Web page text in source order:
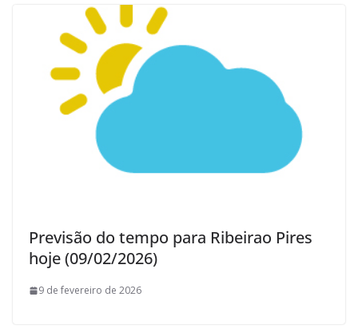
Previsão do tempo para Ribeirao Pires
hoje (09/02/2026)
9 de fevereiro de 2026